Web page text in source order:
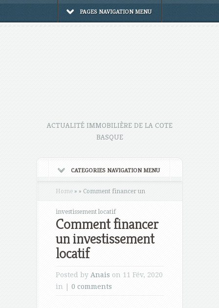
PAGES NAVIGATION MENU
ACTUALITÉ IMMOBILIÈRE DE LA COTE
BASQUE
CATEGORIES NAVIGATION MENU
Home » » Comment financer un
investissement locatif
Comment financer
un investissement
locatif
Posted by Anais on 11 Fév, 2020
in | 0 comments